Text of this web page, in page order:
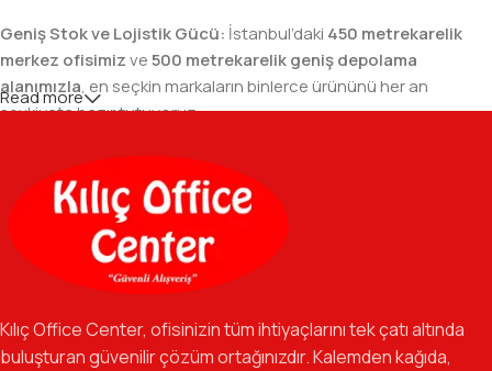
Geniş Stok ve Lojistik Gücü: İstanbul’daki 450 metrekarelik
merkez ofisimizve500 metrekarelik geniş depolama
alanımızla, en seçkin markaların binlerce ürününü her an
sevkiyata hazır tutuyoruz.
Geniş Ürün Yelpazesi:Temel kırtasiye malzemelerinden teknik
ofis gereçlerine kadar, iş hayatınızda ihtiyaç duyduğunuz her
şeyi tek bir çatı altında, en uygun fiyat avantajlarıyla bulmanızı
sağlıyoruz.
Özverili Takım Ruhu:İşini tutkuyla yapan, güler yüzlü ve çözüm
güvenilir bir yol arkadaşı olmayı hedefliyoruz.
Read more
Kılıç Office Center, ofisinizin tüm ihtiyaçlarını tek çatı altında
buluşturan güvenilir çözüm ortağınızdır. Kalemden kağıda,